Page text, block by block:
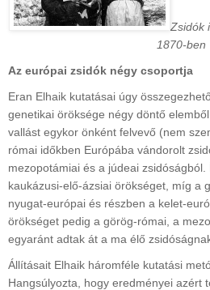
Zsidók
1870-ben
Az európai zsidók négy csoportja
Eran Elhaik kutatásai úgy
genetikai öröksége négy döntő
vallást egykor önként felvevő (nem
római időkben Európába vándorolt
mezopotámiai és a júdeai
kaukázusi-elő-ázsiai örökséget, míg a
nyugat-európai és részben a kelet-
örökséget pedig a görög-római, a
egyaránt adtak át a ma élő
Állításait Elhaik háromféle kutatási
Hangsúlyozta, hogy eredményei azért